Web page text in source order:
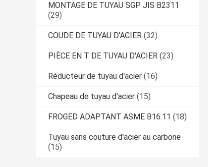
MONTAGE DE TUYAU SGP JIS B2311
(29)
COUDE DE TUYAU D'ACIER (32)
PIÈCE EN T DE TUYAU D'ACIER (23)
Réducteur de tuyau d'acier (16)
Chapeau de tuyau d'acier (15)
FROGED ADAPTANT ASME B16.11 (18)
Tuyau sans couture d'acier au carbone
(15)